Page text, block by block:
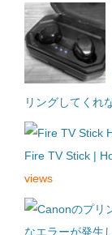
リングしてくれ
Fire TV Stick |
views